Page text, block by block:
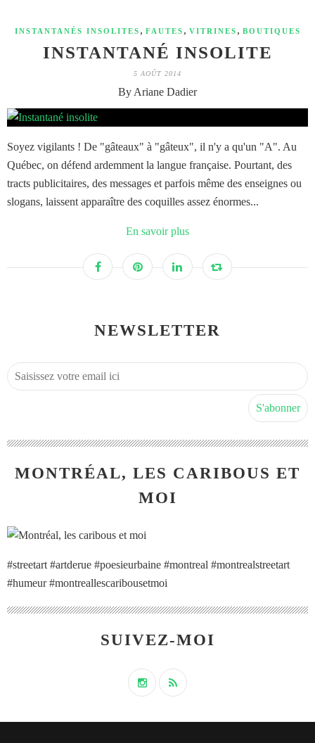
INSTANTANÉS INSOLITES , FAUTES , VITRINES , BOUTIQUES
INSTANTANÉ INSOLITE
5 AOÛT 2014
By Ariane Dadier
Soyez vigilants ! De "gâteaux" à "gâteux", il n'y a qu'un "A". Au
Québec, on défend ardemment la langue française. Pourtant, des
tracts publicitaires, des messages et parfois même des enseignes ou
slogans, laissent apparaître des coquilles assez énormes...
En savoir plus
NEWSLETTER
MONTRÉAL, LES CARIBOUS ET
MOI
#streetart #artderue #poesieurbaine #montreal #montrealstreetart
#humeur #montreallescaribousetmoi
SUIVEZ-MOI